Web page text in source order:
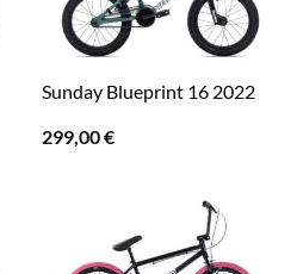
Sunday Blueprint 16 2022
299,00€